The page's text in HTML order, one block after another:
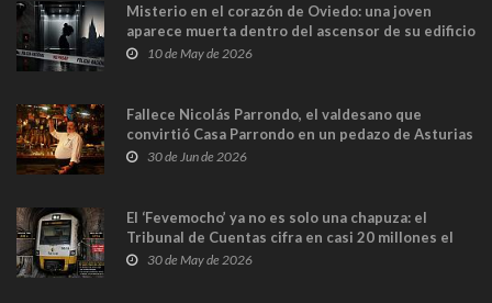
Misterio en el corazón de Oviedo: una joven
aparece muerta dentro del ascensor de su edificio
y las cámaras captan sus últimos minutos
10 de May de 2026
Fallece Nicolás Parrondo, el valdesano que
convirtió Casa Parrondo en un pedazo de Asturias
en Madrid
30 de Jun de 2026
El ‘Fevemocho’ ya no es solo una chapuza: el
Tribunal de Cuentas cifra en casi 20 millones el
sobrecoste de los trenes que no cabían por los
30 de May de 2026